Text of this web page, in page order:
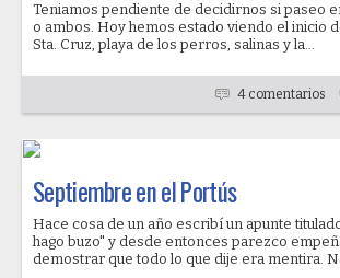
Teniamos pendiente de decidirnos si paseo
o ambos. Hoy hemos estado viendo el inicio
Sta. Cruz, playa de los perros, salinas y la...
4 comentarios
Septiembre en el Portús
Hace cosa de un año escribí un apunte
hago buzo" y desde entonces parezco
demostrar que todo lo que dije era mentira.